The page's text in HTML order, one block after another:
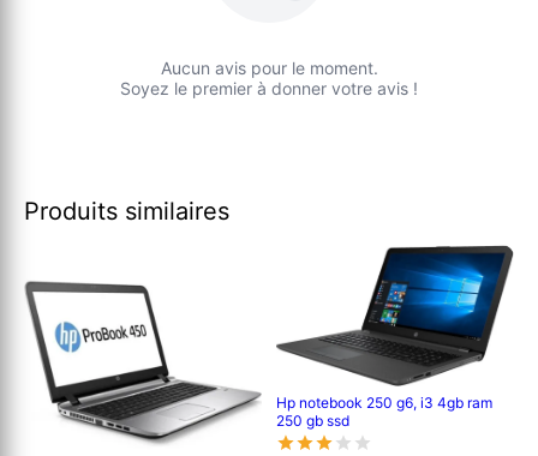
Aucun avis pour le moment.
Soyez le premier à donner votre avis !
Produits similaires
Hp notebook 250 g6, i3 4gb ram
250 gb ssd